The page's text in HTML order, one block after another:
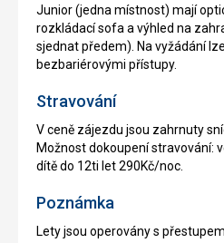
Junior (jedna místnost) mají
rozkládací sofa a výhled na
sjednat předem). Na vyžádání
bezbariérovými přístupy.
Stravování
V ceně zájezdu jsou zahrnuty
Možnost dokoupení stravování:
dítě do 12ti let 290Kč/noc.
Poznámka
Lety jsou operovány s